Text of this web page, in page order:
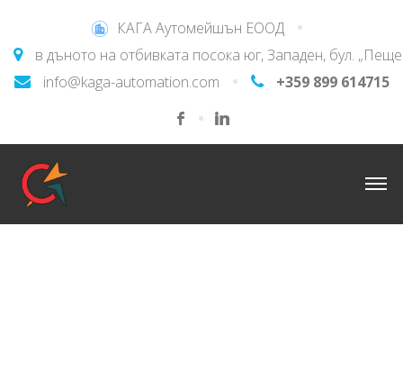
КАГА Аутомейшън ЕООД
в дъното на отбивката посока юг, Западен, бул.
info@kaga-automation.com
+359 899 614715